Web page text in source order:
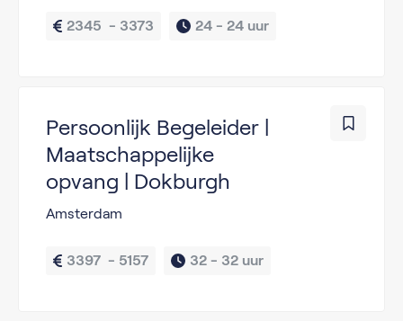
2345  - 3373 24 - 24 uur
Persoonlijk Begeleider |
Maatschappelijke
opvang | Dokburgh
Amsterdam
3397  - 5157 32 - 32 uur